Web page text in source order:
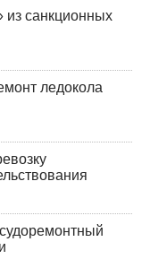
из санкционных
ледокола